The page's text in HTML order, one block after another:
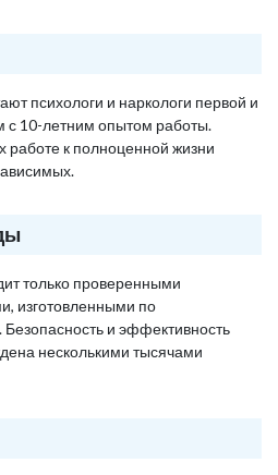
психологи и наркологи первой и
с 10-летним опытом работы.
работе к полноценной жизни
только проверенными
изготовленными по
и эффективность
несколькими тысячами